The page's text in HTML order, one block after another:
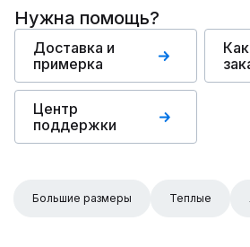
Нужна помощь?
Доставка и
примерка
Центр
поддержки
Большие размеры Теплые